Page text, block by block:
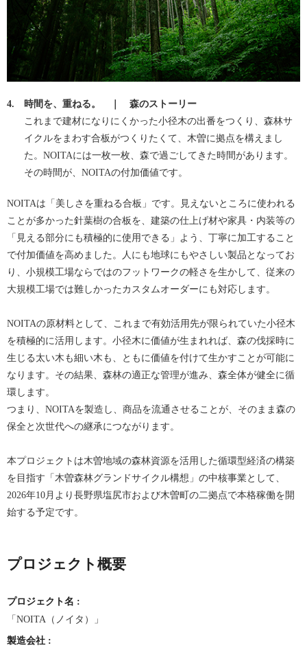
4.
時間を、重ねる。 ｜ 森のストーリー
これまで建材になりにくかった小径木の出番をつくり、森林サ
イクルをまわす合板がつくりたくて、木曽に拠点を構えまし
た。NOITAには一枚一枚、森で過ごしてきた時間があります。
その時間が、NOITAの付加価値です。
NOITAは「美しさを重ねる合板」です。見えないところに使われる
ことが多かった針葉樹の合板を、建築の仕上げ材や家具・内装等の
「見える部分にも積極的に使用できる」よう、丁寧に加工すること
で付加価値を高めました。人にも地球にもやさしい製品となってお
り、小規模工場ならではのフットワークの軽さを生かして、従来の
大規模工場では難しかったカスタムオーダーにも対応します。
NOITAの原材料として、これまで有効活用先が限られていた小径木
を積極的に活用します。小径木に価値が生まれれば、森の伐採時に
生じる太い木も細い木も、ともに価値を付けて生かすことが可能に
なります。その結果、森林の適正な管理が進み、森全体が健全に循
環します。
つまり、NOITAを製造し、商品を流通させることが、そのまま森の
保全と次世代への継承につながります。
本プロジェクトは木曽地域の森林資源を活用した循環型経済の構築
を目指す「木曽森林グランドサイクル構想」の中核事業として、
2026年10月より長野県塩尻市および木曽町の二拠点で本格稼働を開
始する予定です。
プロジェクト概要
プロジェクト名 :
「NOITA（ノイタ）」
製造会社 :